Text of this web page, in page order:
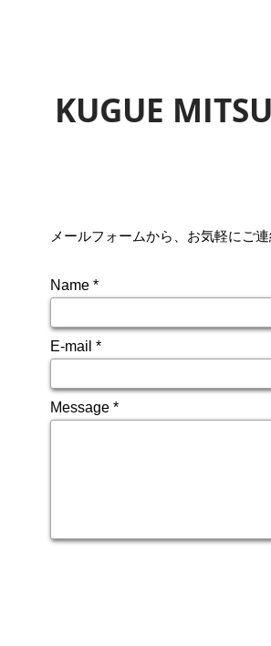
KUGUE
メールフォームから、お気軽にご
Name
E-mail
Message